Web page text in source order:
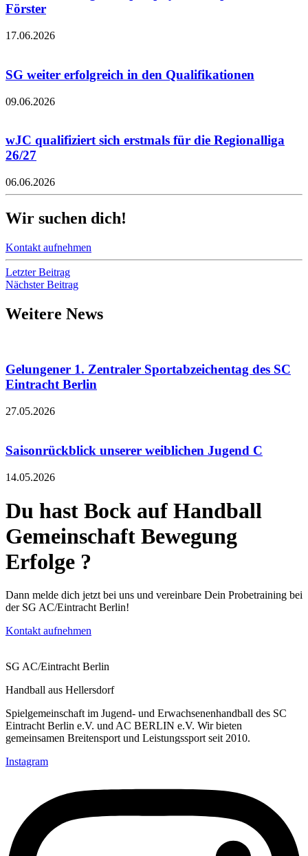
Förster
17.06.2026
SG weiter erfolgreich in den Qualifikationen
09.06.2026
wJC qualifiziert sich erstmals für die Regionalliga
26/27
06.06.2026
Wir suchen dich!
Kontakt aufnehmen
Letzter Beitrag
Nächster Beitrag
Weitere News
Gelungener 1. Zentraler Sportabzeichentag des SC
Eintracht Berlin
27.05.2026
Saisonrückblick unserer weiblichen Jugend C
14.05.2026
Du hast Bock auf Handball
Gemeinschaft Bewegung
Erfolge ?
Dann melde dich jetzt bei uns und vereinbare Dein Probetraining bei
der SG AC/Eintracht Berlin!
Kontakt aufnehmen
SG AC/Eintracht Berlin
Handball aus Hellersdorf
Spielgemeinschaft im Jugend- und Erwachsenenhandball des SC
Eintracht Berlin e.V. und AC BERLIN e.V. Wir bieten
gemeinsamen Breitensport und Leistungssport seit 2010.
Instagram